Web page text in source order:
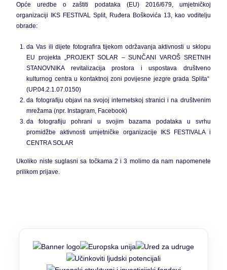
Opće uredbe o zaštiti podataka (EU) 2016/679, umjetničkoj
organizaciji IKS FESTIVAL Split, Ruđera Boškovića 13, kao voditelju
obrade:
da Vas ili dijete fotografira tijekom održavanja aktivnosti u sklopu
EU projekta „PROJEKT SOLAR – SUNČANI VAROŠ SRETNIH
STANOVNIKA revitalizacija prostora i uspostava društveno
kulturnog centra u kontaktnoj zoni povijesne jezgre grada Splita“
(UP.04.2.1.07.0150)
da fotografiju objavi na svojoj internetskoj stranici i na društvenim
mrežama (npr. Instagram, Facebook)
da fotografiju pohrani u svojim bazama podataka u svrhu
promidžbe aktivnosti umjetničke organizacije IKS FESTIVALA i
CENTRA SOLAR
Ukoliko niste suglasni sa točkama 2 i 3 molimo da nam napomenete
prilikom prijave.